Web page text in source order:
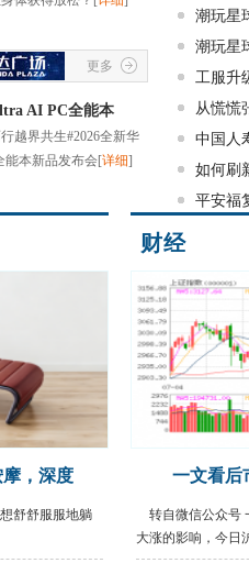
更多
AI PC全能本
越界共生#2026全新华
能本新品发布会[详细]
潮玩星
星
潮玩星
星
工服升
从慌慌
中国人
建
如何刷
平安福
，深度
舒舒服服地躺
财经
一文看后
转自微信公众号
大涨的影响，今